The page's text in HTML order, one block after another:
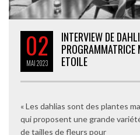
02
MAI2023
INTERVIEW DE
ETOILE
« Les dahlias sont des plantes
qui proposent une grande
de tailles de fleurs pour